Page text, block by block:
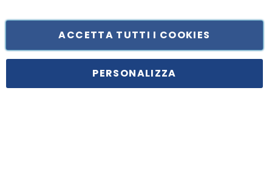
Principe di Piemonte 199, cap. 80026 Casoria (NA) - C.F. 05834470634 -
ACCETTA TUTTI I COOKIES
PERSONALIZZA